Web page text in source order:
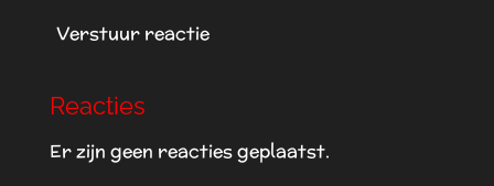
Verstuur reactie
Reacties
Er zijn geen reacties geplaatst.